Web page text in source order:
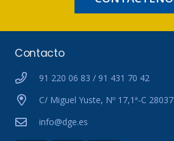
Contacto
91 220 06 83 / 91 431 70 42
C/ Miguel Yuste, Nº 17,1ª-C
info@dge.es